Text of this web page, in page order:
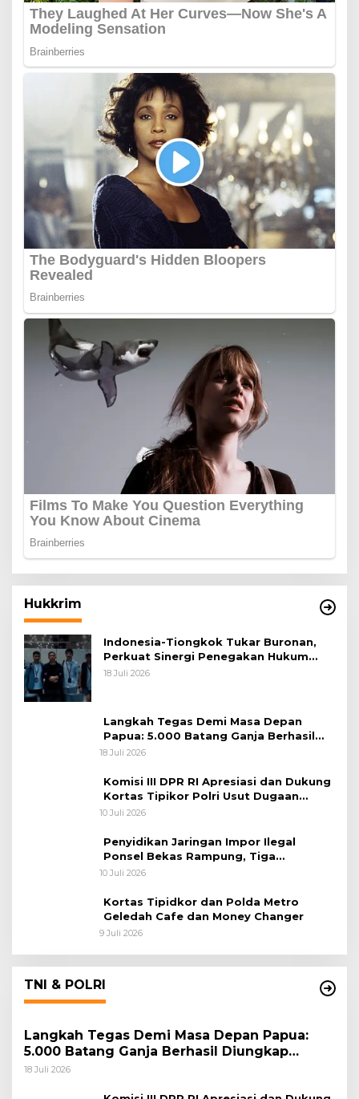
Hukkrim
Indonesia-Tiongkok Tukar Buronan,
Perkuat Sinergi Penegakan Hukum
Lintas Negara
18 Juli 2026
Langkah Tegas Demi Masa Depan
Papua: 5.000 Batang Ganja Berhasil
Diungkap Koops TNI Habema
18 Juli 2026
Komisi III DPR RI Apresiasi dan Dukung
Kortas Tipikor Polri Usut Dugaan
Korupsi Batu Bara
10 Juli 2026
Penyidikan Jaringan Impor Ilegal
Ponsel Bekas Rampung, Tiga
Tersangka Sudah P-21 dan Satu Buron
10 Juli 2026
Kortas Tipidkor dan Polda Metro
Geledah Cafe dan Money Changer
9 Juli 2026
TNI & POLRI
Langkah Tegas Demi Masa Depan Papua:
5.000 Batang Ganja Berhasil Diungkap
Koops TNI Habema
18 Juli 2026